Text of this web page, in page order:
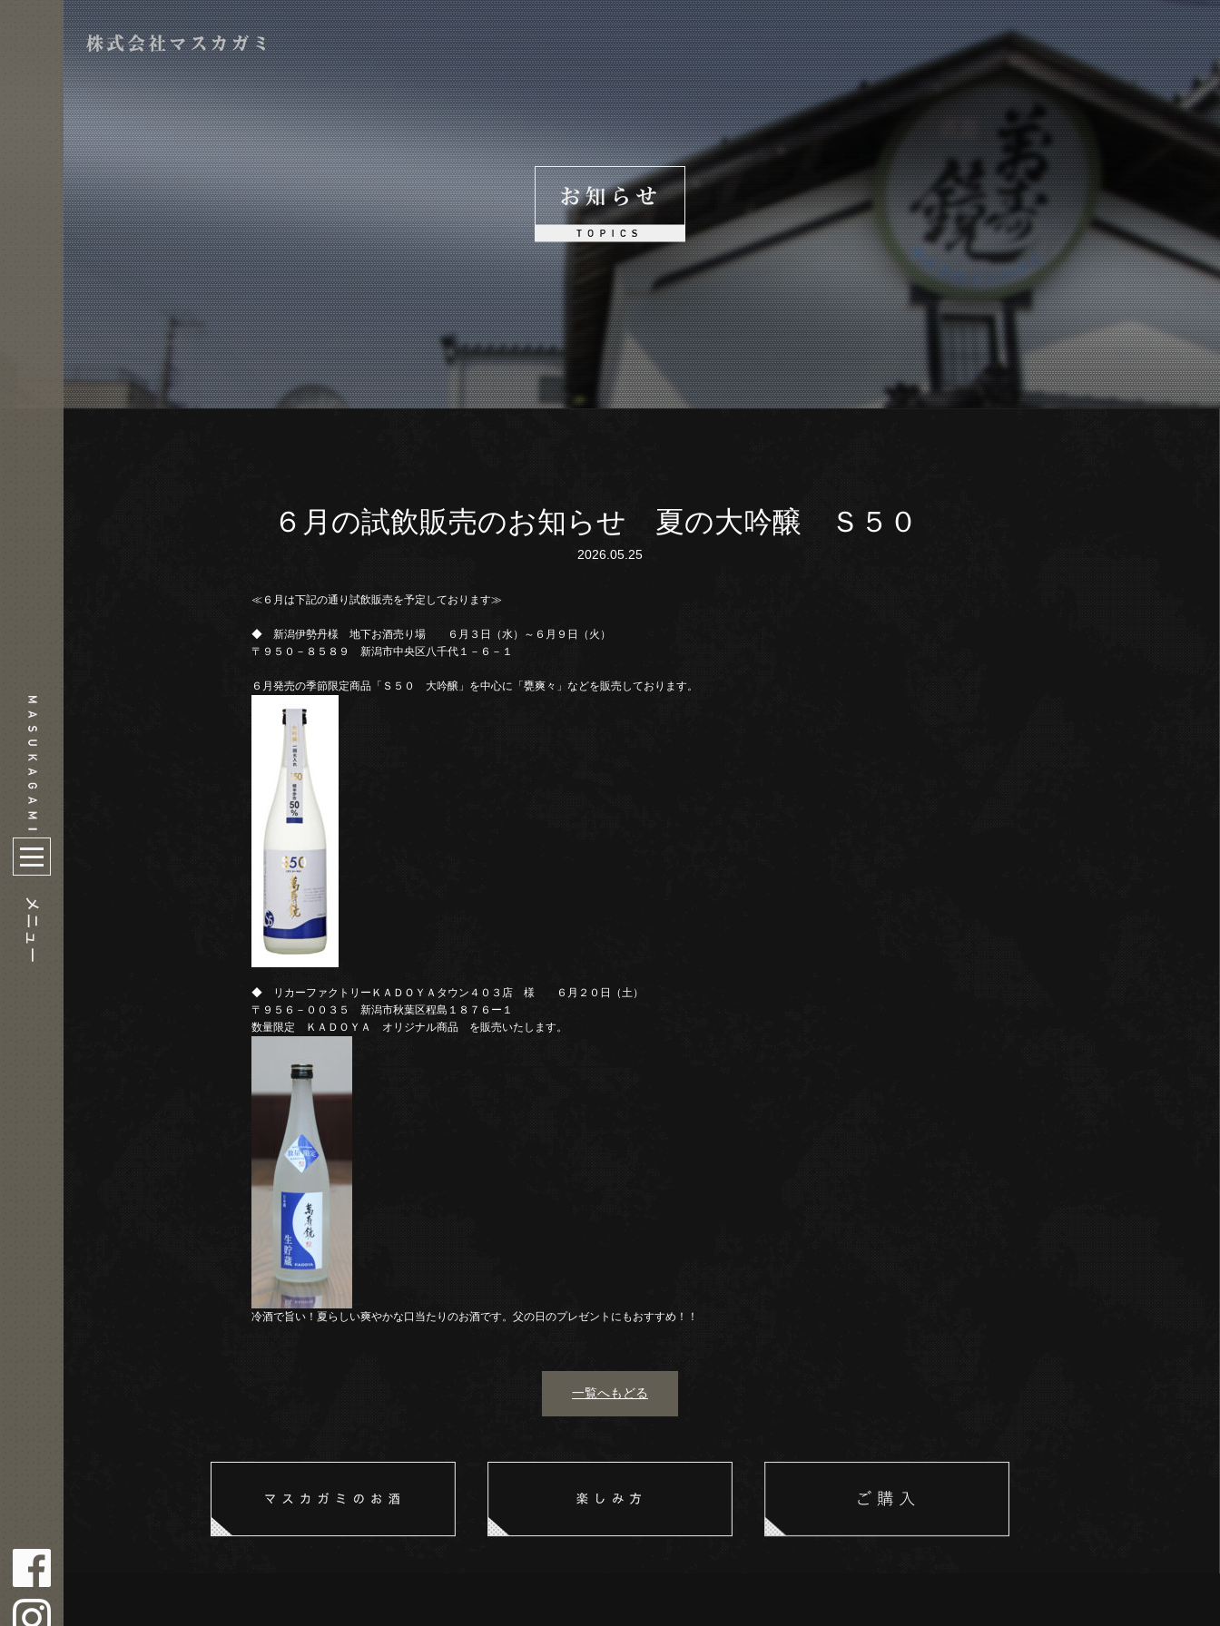
６月の試飲販売のお知らせ 夏の大吟醸 Ｓ５０
2026.05.25
≪６月は下記の通り試飲販売を予定しております≫
◆ 新潟伊勢丹様 地下お酒売り場 ６月３日（水）～６月９日（火）
〒９５０－８５８９ 新潟市中央区八千代１－６－１
６月発売の季節限定商品「Ｓ５０ 大吟醸」を中心に「甕爽々」などを販売しております。
◆ リカーファクトリーＫＡＤＯＹＡタウン４０３店 様 ６月２０日（土）
〒９５６－００３５ 新潟市秋葉区程島１８７６ー１
数量限定 ＫＡＤＯＹＡ オリジナル商品 を販売いたします。
冷酒で旨い！夏らしい爽やかな口当たりのお酒です。父の日のプレゼントにもおすすめ！！
一覧へもどる